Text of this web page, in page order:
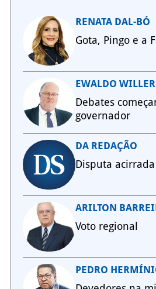
RENATA DAL-BÓ
Gota, Pingo e a
EWALDO
Debates
governador
DA REDAÇÃO
Disputa acirrada
ARILTON
Voto regional
PEDRO